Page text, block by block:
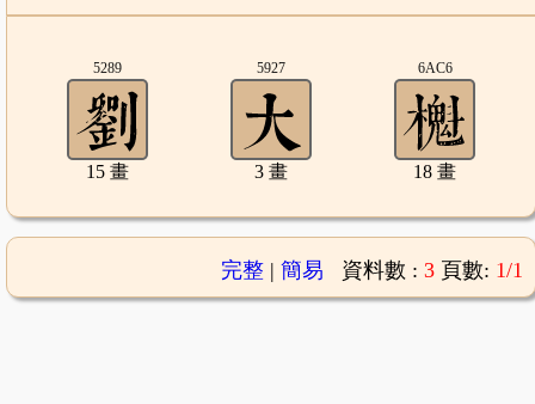
5289
15 畫
5927
3 畫
6AC6
18 畫
完整| 簡易 資料數 : 3 頁數: 1/1